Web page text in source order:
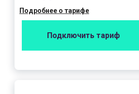
Подробнее о тарифе
Подключить тариф